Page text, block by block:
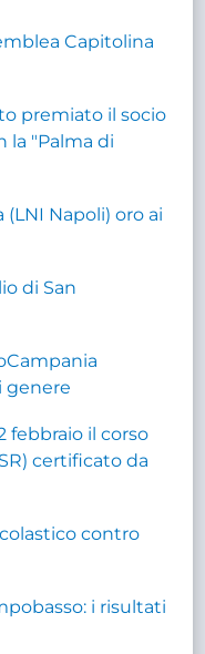
Capitolina
premiato il socio
la "Palma di
(LNI Napoli) oro ai
di San
genere
febbraio il corso
certificato da
contro
i risultati